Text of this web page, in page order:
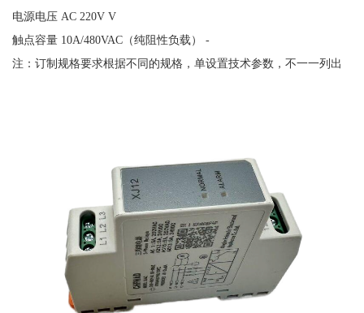
电源电压 AC 220V V
触点容量 10A/480VAC（纯阻性负载） -
注：订制规格要求根据不同的规格，单设置技术参数，不一一列出